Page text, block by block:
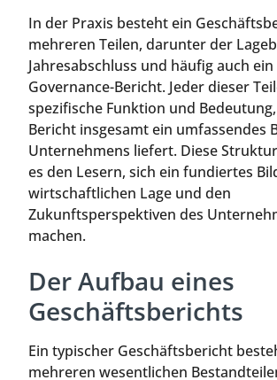
In der Praxis besteht ein
mehreren Teilen, darunter der
Jahresabschluss und häufig auch
Governance-Bericht. Jeder dieser
spezifische Funktion und
Bericht insgesamt ein umfassendes
Unternehmens liefert. Diese
es den Lesern, sich ein fundiertes
wirtschaftlichen Lage und den
Zukunftsperspektiven des
machen.
Der Aufbau eines
Geschäftsberichts
Ein typischer Geschäftsbericht
mehreren wesentlichen